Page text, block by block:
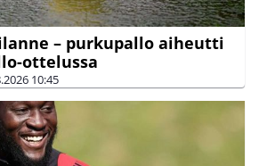
– purkupallo aiheutti
ottelussa
10:45